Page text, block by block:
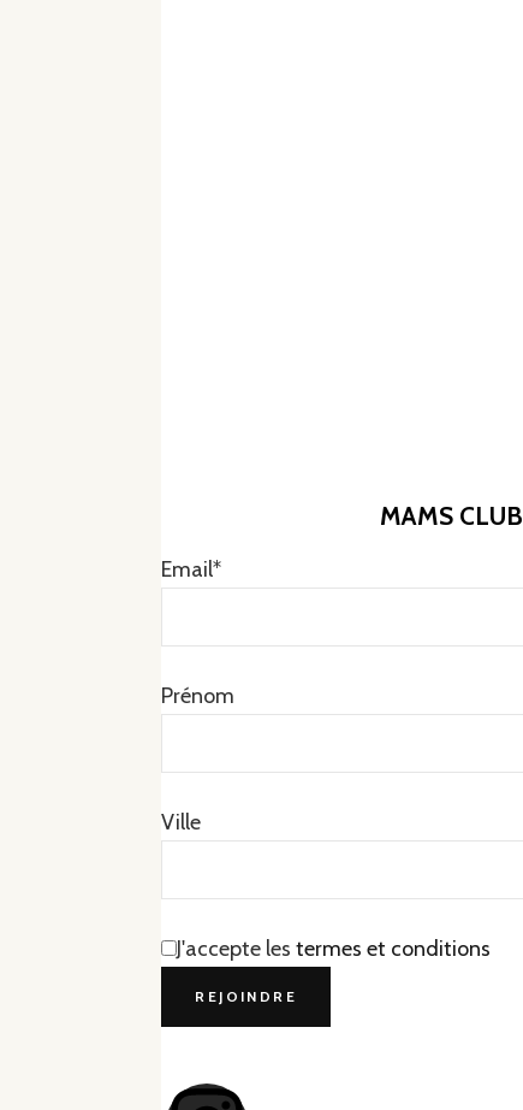
MAMS CLUB
Email*
Prénom
Ville
J'accepte lestermes et conditions